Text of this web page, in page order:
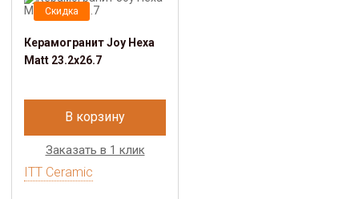
Скидка
Керамогранит Joy Hexa
Matt 23.2x26.7
В корзину
Заказать в 1 клик
ITT Ceramic